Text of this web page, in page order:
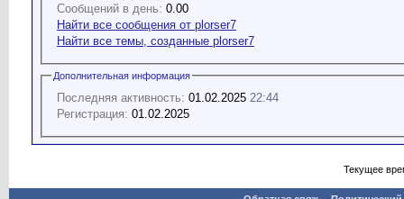
Сообщений в день: 0.00
Найти все сообщения от plorser7
Найти все темы, созданные plorser7
Дополнительная информация
Последняя активность: 01.02.2025 22:44
Регистрация: 01.02.2025
Текущее